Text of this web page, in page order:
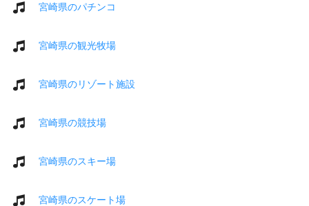
宮崎県のパチンコ
宮崎県の観光牧場
宮崎県のリゾート施設
宮崎県の競技場
宮崎県のスキー場
宮崎県のスケート場